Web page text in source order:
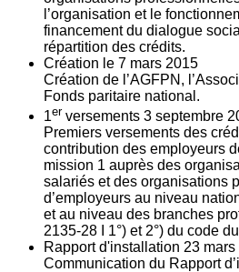
l’organisation et le
financement du dialogue
répartition des crédits.
Création le 7 mars 2015
Création de l’AGFPN,
Fonds paritaire national.
1er versements 3 septembre
Premiers versements des
contribution des employeurs
mission 1 auprès des
salariés et des organisations
d’employeurs au niveau
et au niveau des branches
2135‐28 I 1°) et 2°) du code
Rapport d'installation 23
Communication du Rapport